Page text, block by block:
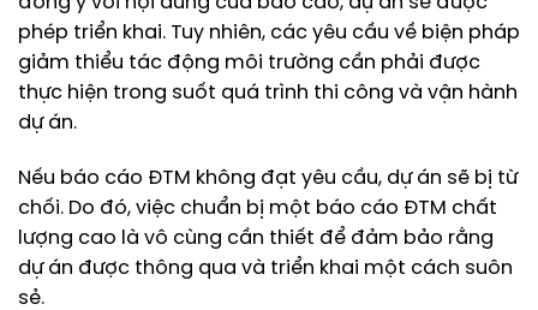
phép triển khai. Tuy nhiên, các yêu cầu về biện pháp
giảm thiểu tác động môi trường cần phải được
thực hiện trong suốt quá trình thi công và vận hành
dự án.
Nếu báo cáo ĐTM không đạt yêu cầu, dự án sẽ bị từ
chối. Do đó, việc chuẩn bị một báo cáo ĐTM chất
lượng cao là vô cùng cần thiết để đảm bảo rằng
dự án được thông qua và triển khai một cách suôn
sẻ.